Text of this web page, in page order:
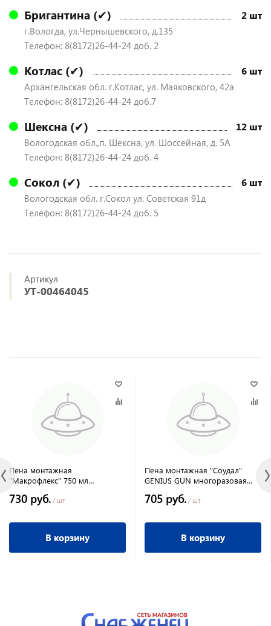
Бригантина (✔) 2 шт
г.Вологда, ул.Чернышевского, д.135
Телефон: 8(8172)26-44-24 доб. 2
Котлас (✔) 6 шт
Архангельская обл. г.Котлас, ул. Маяковского, 42а
Телефон: 8(8172)26-44-24 доб.7
Шексна (✔) 12 шт
Вологодская обл.,п. Шексна, ул. Шоссейная, д. 5А
Телефон: 8(8172)26-44-24 доб. 4
Сокол (✔) 6 шт
Вологодская обл. г.Сокол ул. Советская 91д
Телефон: 8(8172)26-44-24 доб. 5
Артикул
УТ-00464045
Пена монтажная
"Макрофлекс" 750 мл
730 руб. / шт
В корзину
Пена монтажная "Соудал"
GENIUS GUN многоразовая
705 руб. / шт
В корзину